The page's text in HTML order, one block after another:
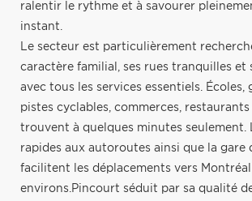
ralentir le rythme et à savourer
instant.
Le secteur est particulièrement
caractère familial, ses rues tranquilles et
avec tous les services essentiels. Écoles,
pistes cyclables, commerces,
trouvent à quelques minutes seulement.
rapides aux autoroutes ainsi que la gare
facilitent les déplacements vers
environs.Pincourt séduit par sa qualité